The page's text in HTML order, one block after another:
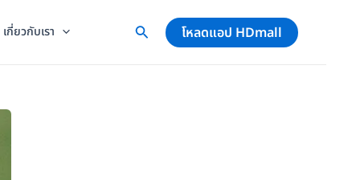
เกี่ยวกับเรา โหลดแอป HDmall